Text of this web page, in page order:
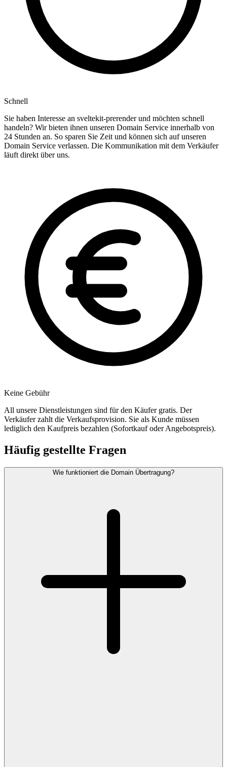
Schnell
Sie haben Interesse an sveltekit-prerender und möchten schnell
handeln? Wir bieten ihnen unseren Domain Service innerhalb von
24 Stunden an. So sparen Sie Zeit und können sich auf unseren
Domain Service verlassen. Die Kommunikation mit dem Verkäufer
läuft direkt über uns.
Keine Gebühr
All unsere Dienstleistungen sind für den Käufer gratis. Der
Verkäufer zahlt die Verkaufsprovision. Sie als Kunde müssen
lediglich den Kaufpreis bezahlen (Sofortkauf oder Angebotspreis).
Häufig gestellte Fragen
Wie funktioniert die Domain Übertragung?